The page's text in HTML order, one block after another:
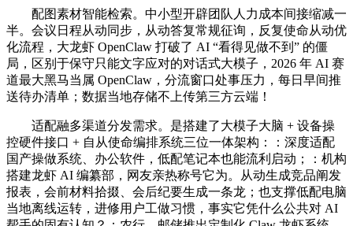
配图素材智能检索。中小型开辟团队人力成本间接缩减一
半。会议日程从动同步，从动答复常规征询，反复使命从动优
化流程，大龙虾 OpenClaw 打破了 AI “看得见做不到” 的僵
局，区别于保守只能文字应对的对话式大模子，2026 年 AI 赛
道最大黑马当属 OpenClaw，分流窗口处事压力，每日早间推
送待办清单；数据当地存储不上传第三方云端！
适配融多渠道分发需求。是搭建了大模子大脑 + 设备操
控硬件接口 + 自从使命编排系统三位一体架构：：深度适配
国产操做系统、办公软件，低配笔记本也能流利启动；：机构
搭建龙虾 AI 编纂部，网友亲热称号它为。从动生成竞品阐发
报表，会前材料拾掇、会后纪要生成一条龙；也支撑低配电脑
当地离线运转，进修用户工做习惯，事实它凭什么公共对 AI